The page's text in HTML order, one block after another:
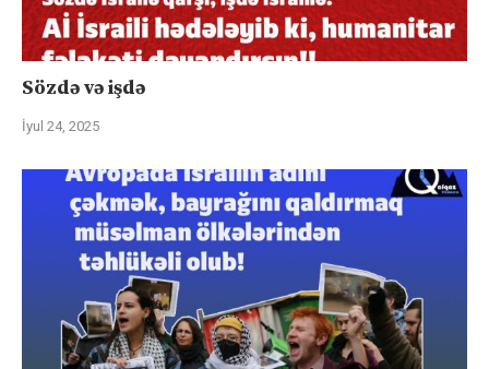
Sözdə və işdə
İyul 24, 2025